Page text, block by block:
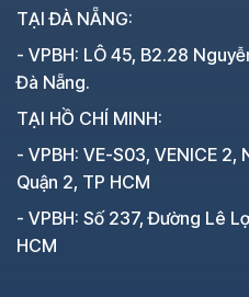
TẠI ĐÀ NẴNG:
- VPBH: LÔ 45, B2.28
Đà Nẵng.
TẠI HỒ CHÍ MINH:
- VPBH: VE-S03, VENICE 2,
Quận 2, TP HCM
- VPBH: Số 237, Đường Lê
HCM